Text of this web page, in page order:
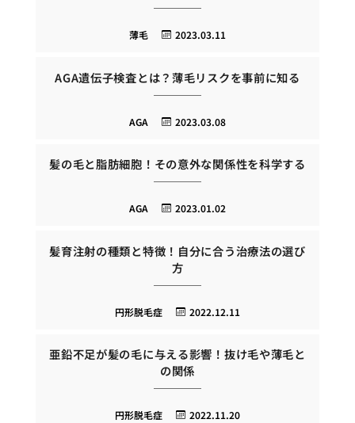
2023.03.11
薄毛
AGA遺伝子検査とは？薄毛リスクを事前に知る
2023.03.08
AGA
髪の毛と脂肪細胞！その意外な関係性を科学する
2023.01.02
AGA
髪育注射の種類と特徴！自分に合う治療法の選び
方
2022.12.11
円形脱毛症
亜鉛不足が髪の毛に与える影響！抜け毛や薄毛と
の関係
2022.11.20
円形脱毛症